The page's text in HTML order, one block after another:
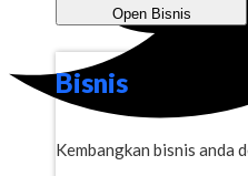
Open Bisnis
Bisnis
Kembangkan bisnis anda